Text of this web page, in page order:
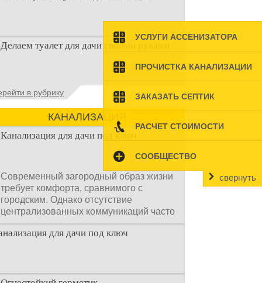
УСЛУГИ АССЕНИЗАТОРА
ПРОЧИСТКА КАНАЛИЗАЦИИ
ЗАКАЗАТЬ СЕПТИК
РАСЧЕТ СТОИМОСТИ
СООБЩЕСТВО
свернуть
Когда люди долгое время прибывают на
дачном участке, то им приходится
подстраивать все условия
Делаем туалет для дачи своими руками
Туалеты для дачи – это устройства, с
которых начинается благоустройство
дачного участка, частного
в рубрику
КАНАЛИЗАЦИЯ
Канализация для дачи под ключ
Современный загородный образ жизни
требует комфорта, сравнимого с
городским. Однако отсутствие
централизованных коммуникаций часто
становится главным препятствием.
Многие владельцы ошибочно полагают,
для дачи под ключ